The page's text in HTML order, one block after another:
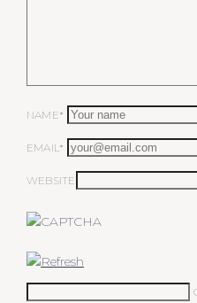
NAME*
EMAIL*
WEBSITE